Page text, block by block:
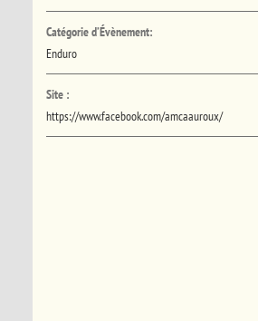
Catégorie d’Évènement:
Enduro
Site :
https://www.facebook.com/amcaauroux/